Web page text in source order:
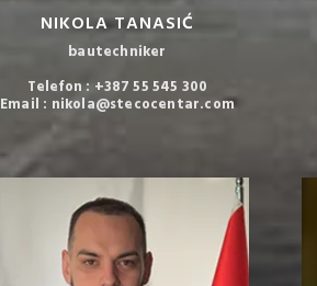
NIKOLA TANASIĆ
bautechniker
Telefon : +387 55 545 300
Email : nikola@stecocentar.com